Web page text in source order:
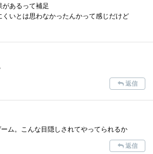
あるって補足
くいとは思わなかったんかって感じだけど
返信
ム。こんな目隠しされてやってられるか
返信